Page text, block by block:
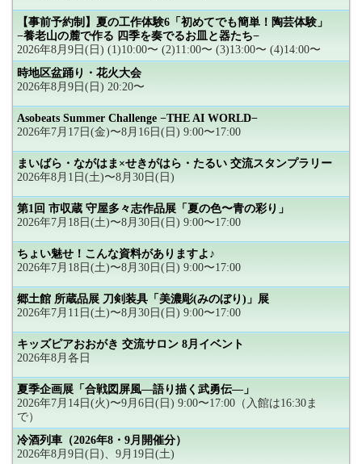
【事前予約制】夏の工作体験6「初めてでも簡単！陶芸体験」
−養老山の麓で作る 四季を奏でるお皿と器たち−
2026年8月9日(日) (1)10:00〜 (2)11:00〜 (3)13:00〜 (4)14:00〜
時地区盆踊り・花火大会
2026年8月9日(日) 20:20〜
Asobeats Summer Challenge −THE AI WORLD−
2026年7月17日(金)〜8月16日(日) 9:00〜17:00
まいばら・ながはま×せきがはら・たるい 交流スタンプラリー
2026年8月1日(土)〜8月30日(日)
第1回 市収蔵 守屋多々志作品展「夏の色〜青の彩り」
2026年7月18日(土)〜8月30日(日) 9:00〜17:00
ちょい魅せ！こんな資料がありますよ♪
2026年7月18日(土)〜8月30日(日) 9:00〜17:00
郷土館 所蔵品展 刀剣装具「美濃彫(みのぼり)」展
2026年7月11日(土)〜8月30日(日) 9:00〜17:00
キッズピアおおがき 交流サロン 8月イベント
2026年8月各日
夏季企画展「合戦図屏風―語り描く武勇伝―」
2026年7月14日(火)〜9月6日(日) 9:00〜17:00（入館は16:30ま
で）
冷酒列車（2026年8・9月開催分）
2026年8月9日(日)、9月19日(土)